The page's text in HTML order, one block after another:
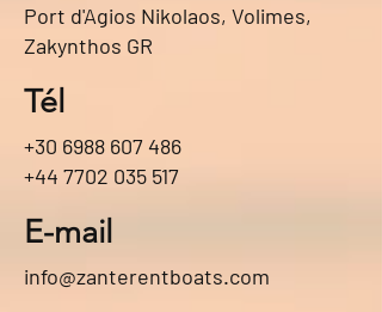
Port d'Agios Nikolaos, Volimes,
Zakynthos GR
Tél
+30 6988 607 486
+44 7702 035 517
E-mail
info@zanterentboats.com